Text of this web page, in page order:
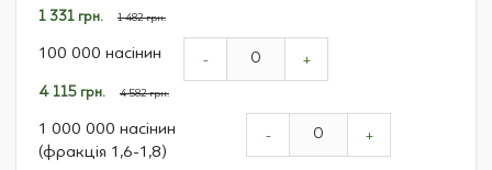
Спеціальна
1 331 грн. 1 482 грн.
100 000 насінин
Спеціальна
4 115 грн. 4 582 грн.
- +
1 000 000 насінин
(фракція 1,6-1,8)
- +